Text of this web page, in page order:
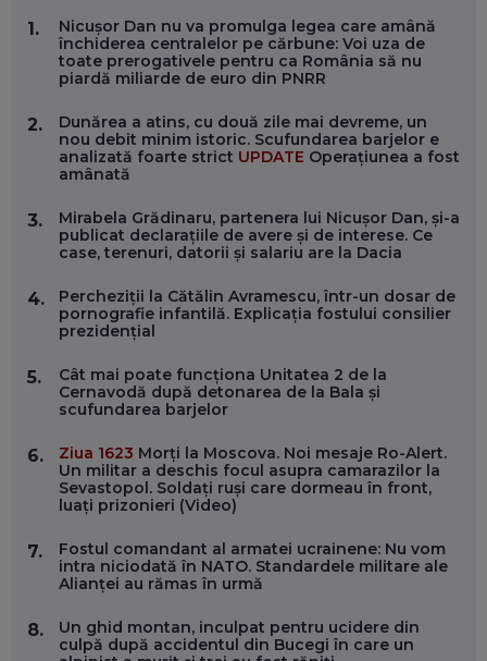
FOLOSEȘTI TEHNOLOGIA CA SĂ FII MAI BUN LA JOB. ȘI CUM
SE VA SCHIMBA MUNCA, ÎN URMĂTORII ANI
EP. 58
MARIUS PAȘCULEA, COFONDATOR AL KULTH: CUM
FOLOSEȘTI TEHNOLOGIA CA SĂ ÎȚI DESCHIZI DRUMUL
CĂTRE ARTĂ, LA NIVEL GLOBAL
EP. 57
ANDREI AVĂDANEI, BIT SENTINEL: CUM ÎȚI PROTEJEZI
EFICIENT VIAȚA ONLINE. ȘI CARE SUNT PRIMII PAȘI ÎNTR-O
EP. 56
ÎNVAȚĂ AEO ȘI GEO!
EP. 55
OLIVIU MATEI, HOLISUN: SOFTWARE DE LA CLUJ PENTRU
WASHINGTON, OCHELARI INTELIGENȚI ȘI FERME
VERTICALE FĂRĂ PĂMÂNT
EP. 54
VALENTIN VANCEA, CEO AL PATRIA BANK: AUTOMATIZĂM
PROCESE, DAR CE FACEM CÂND PICĂ BAZA DE DATE, LA
EP. 53
1.
Nicușor Dan nu va promulga legea care amână
închiderea centralelor pe cărbune: Voi uza de
toate prerogativele pentru ca România să nu
piardă miliarde de euro din PNRR
2.
Dunărea a atins, cu două zile mai devreme, un
nou debit minim istoric. Scufundarea barjelor e
analizată foarte strict UPDATE Operațiunea a fost
amânată
3.
Mirabela Grădinaru, partenera lui Nicușor Dan, și-a
publicat declarațiile de avere și de interese. Ce
case, terenuri, datorii și salariu are la Dacia
4.
Percheziții la Cătălin Avramescu, într-un dosar de
pornografie infantilă. Explicația fostului consilier
prezidențial
5.
Cât mai poate funcționa Unitatea 2 de la
Cernavodă după detonarea de la Bala și
scufundarea barjelor
6. Ziua 1623 Morți la Moscova. Noi mesaje Ro-Alert.
Un militar a deschis focul asupra camarazilor la
Sevastopol. Soldați ruși care dormeau în front,
luați prizonieri (Video)
7.
Fostul comandant al armatei ucrainene: Nu vom
intra niciodată în NATO. Standardele militare ale
Alianței au rămas în urmă
8.
Un ghid montan, inculpat pentru ucidere din
culpă după accidentul din Bucegi în care un